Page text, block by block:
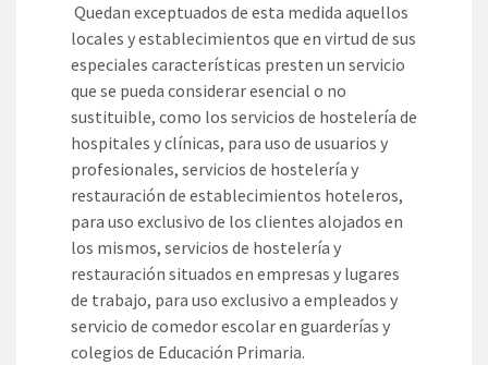
Quedan exceptuados de esta medida aquellos
locales y establecimientos que en virtud de sus
especiales características presten un servicio
que se pueda considerar esencial o no
sustituible, como los servicios de hostelería de
hospitales y clínicas, para uso de usuarios y
profesionales, servicios de hostelería y
restauración de establecimientos hoteleros,
para uso exclusivo de los clientes alojados en
los mismos, servicios de hostelería y
restauración situados en empresas y lugares
de trabajo, para uso exclusivo a empleados y
servicio de comedor escolar en guarderías y
colegios de Educación Primaria.